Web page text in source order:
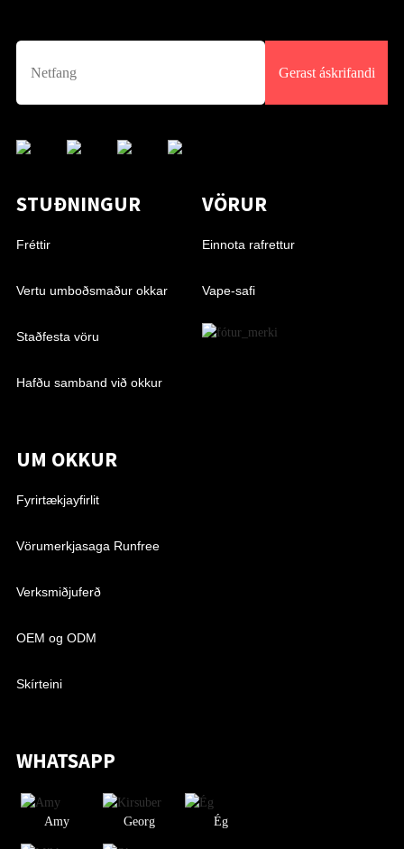
Gerast áskrifandi
STUÐNINGUR
Fréttir
Vertu umboðsmaður okkar
Staðfesta vöru
Hafðu samband við okkur
VÖRUR
Einnota rafrettur
Vape-safi
UM OKKUR
Fyrirtækjayfirlit
Vörumerkjasaga Runfree
Verksmiðjuferð
OEM og ODM
Skírteini
WHATSAPP
Amy Georg Ég